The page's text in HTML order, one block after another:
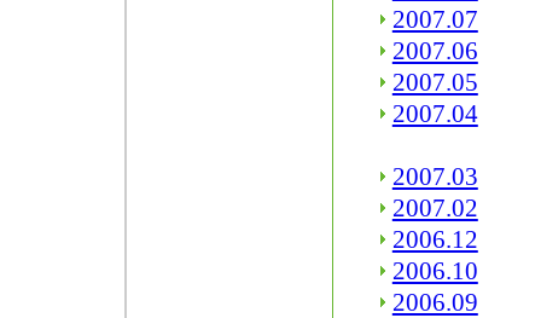
2007.07
2007.06
2007.05
2007.04
2007.03
2007.02
2006.12
2006.10
2006.09